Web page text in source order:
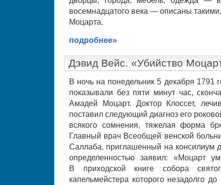
восемнадцатого века — описаны
Моцарта.
подробнее»
Дэвид Вейс. «Убийство
В ночь на понедельник 5 декабря 1791
показывали без пяти минут час,
Амадей Моцарт. Доктор Клоссет,
поставил следующий диагноз его
всякого сомнения, тяжелая форма
Главный врач Всеобщей венской
Саллаба, приглашенный на консилиум
определенностью заявил: «Моцарт
В приходской книге собора
капельмейстера которого незадолго